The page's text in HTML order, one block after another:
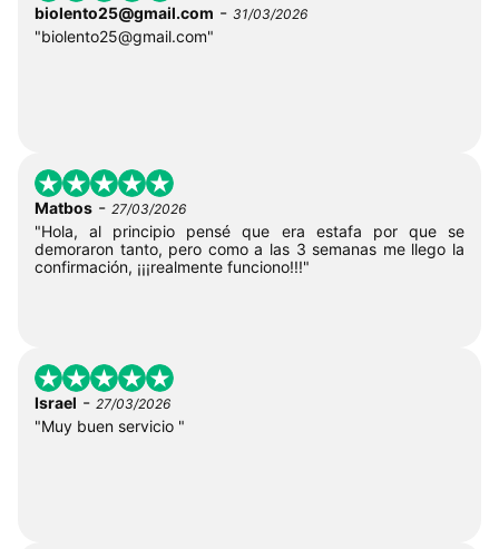
biolento25@gmail.com - 31/03/2026
"biolento25@gmail.com"
Matbos - 27/03/2026
"Hola, al principio pensé que era estafa por que se
demoraron tanto, pero como a las 3 semanas me llego la
confirmación, ¡¡¡realmente funciono!!!"
Israel - 27/03/2026
"Muy buen servicio "